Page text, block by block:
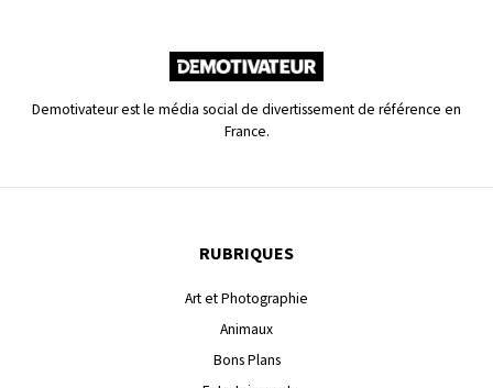
Demotivateur est le média social de divertissement de référence en
France.
RUBRIQUES
Art et Photographie
Animaux
Bons Plans